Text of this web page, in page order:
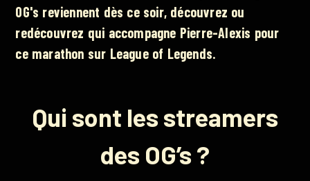
OG's reviennent dès ce soir, découvrez ou
redécouvrez qui accompagne Pierre-Alexis pour
ce marathon sur League of Legends.
Qui sont les streamers
des OG’s ?